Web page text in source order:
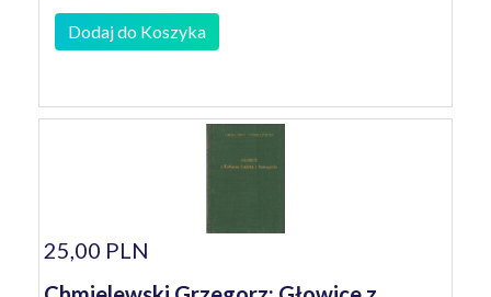
Dodaj do Koszyka
25,00 PLN